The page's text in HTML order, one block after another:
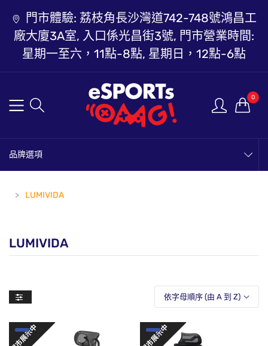
門市體驗: 荔枝角長沙灣道742-748號鴻昌工
廠大廈3A室, 入口係光昌街3號, 門市營業時間:
星期一至六，11點-8點, 星期日，12點-6點
0
品牌選項
LUMIVIDA
LUMIVIDA
依字母順序 (由 A 到 Z)